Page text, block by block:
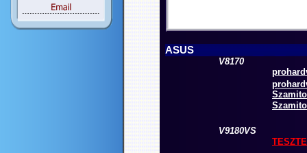
ASUS
V8170
V9180VS